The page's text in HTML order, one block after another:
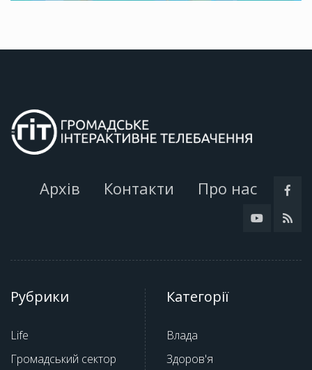
Архів Контакти Про нас
Рубрики
Life
Громадський сектор
Категорії
Влада
Здоров'я